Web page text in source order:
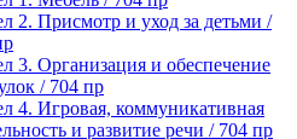
2. Присмотр и уход за детьми /
3. Организация и обеспечение
/ 704 пр
4. Игровая, коммуникативная
и развитие речи / 704 пр